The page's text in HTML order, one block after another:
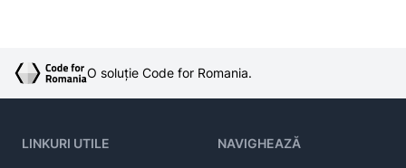
O soluție Code for Romania.
LINKURI UTILE NAVIGHEAZĂ